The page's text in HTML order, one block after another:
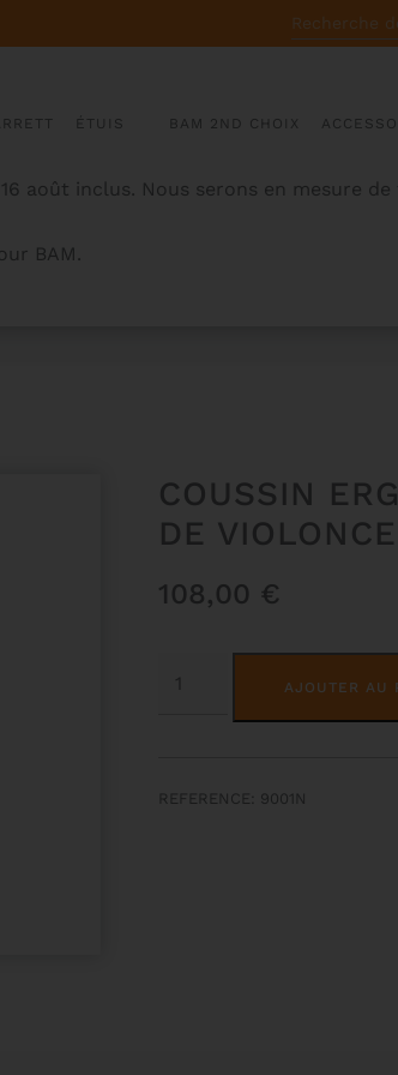
RECHERCHE
POUR :
ÉTUIS BAM 2ND CHOIX
août inclus. Nous serons en mesure
BAM.
COUSSIN
DE
108,00 €
QUANTITÉ
DE
AJOUTER AU
REFERENCE: 9001N